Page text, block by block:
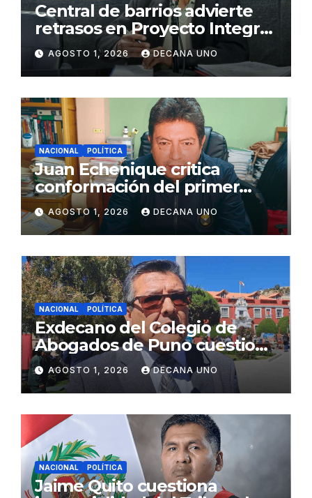
Central de barrios advierte
retrasos en Proyecto Integral
de Agua y Alcantarillado para
Juliaca
AGOSTO 1, 2026 DECANA UNO
NACIONAL POLÍTICA
Juan Echenique critica
conformación del primer
gabinete ministerial de Keiko
Fujimori
AGOSTO 1, 2026 DECANA UNO
NACIONAL POLÍTICA
Exdecano del Colegio de
Abogados de Puno cuestiona
propuestas sobre seguridad
ciudadana
AGOSTO 1, 2026 DECANA UNO
NACIONAL POLÍTICA
Jaime Quito cuestiona